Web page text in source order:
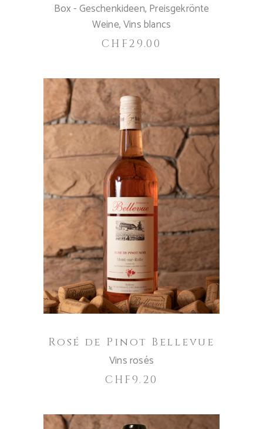
Box - Geschenkideen, Preisgekrönte
Weine,Vins blancs
CHF29.00
IN DEN WARENKORB
Rosé de Pinot Bellevue
Vins rosés
CHF9.20